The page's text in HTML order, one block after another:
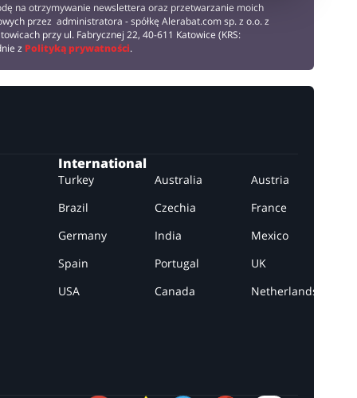
na otrzymywanie newslettera oraz przetwarzanie moich
przez administratora - spółkę Alerabat.com sp. z o.o. z
przy ul. Fabrycznej 22, 40-611 Katowice (KRS:
z Polityką prywatności.
International
Turkey Australia
Austria
Brazil
Czechia
France
Germany
India
Mexico
Spain
Portugal
UK
USA
Canada Netherlands